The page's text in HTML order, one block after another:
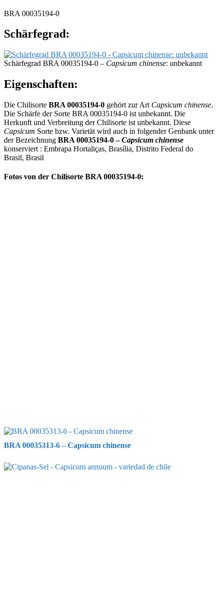
BRA 00035194-0
Schärfegrad:
Schärfegrad BRA 00035194-0 – Capsicum chinense: unbekannt
Eigenschaften:
Die Chilisorte BRA 00035194-0 gehört zur Art Capsicum chinense.
Die Schärfe der Sorte BRA 00035194-0 ist unbekannt. Die
Herkunft und Verbreitung der Chilisorte ist unbekannt. Diese
Capsicum Sorte bzw. Varietät wird auch in folgender Genbank unter
der Bezeichnung BRA 00035194-0 –Capsicum chinense
konserviert : Embrapa Hortaliças, Brasília, Distrito Federal do
Brasil, Brasil
Fotos von der Chilisorte BRA 00035194-0:
BRA 00035313-6 – Capsicum chinense